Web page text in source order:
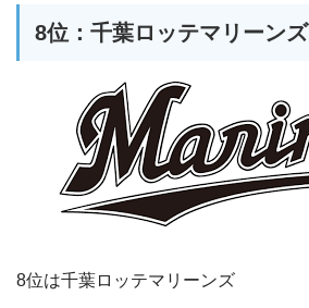
8位：千葉ロッテマリーンズ
8位は千葉ロッテマリーンズ